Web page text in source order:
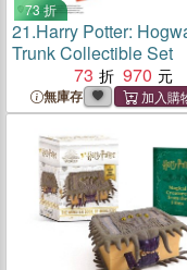
73 折
21.Harry Potter:
Trunk Collectible Set
73
970
無庫存